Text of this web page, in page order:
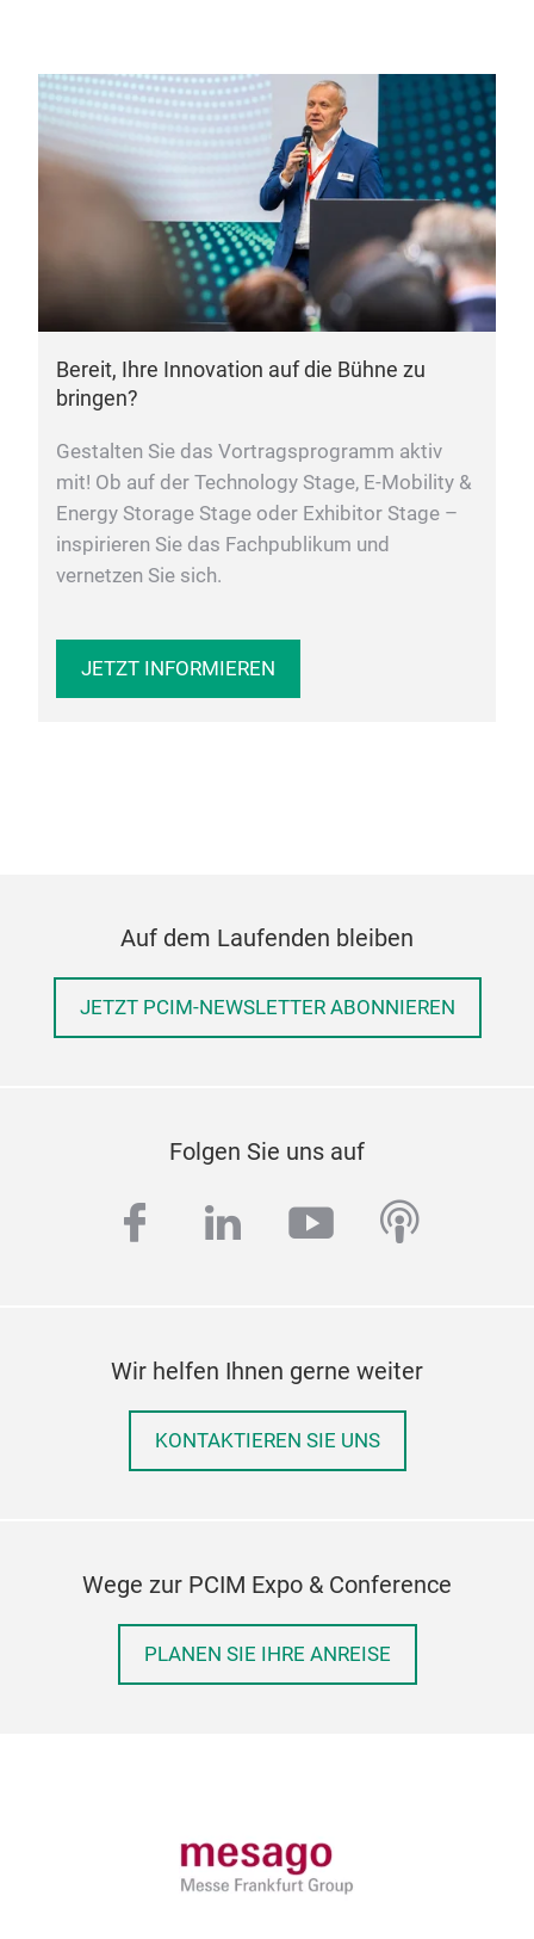
Bereit, Ihre Innovation auf die Bühne zu
bringen?
Gestalten Sie das Vortragsprogramm aktiv
mit! Ob auf der Technology Stage, E-Mobility &
Energy Storage Stage oder Exhibitor Stage –
inspirieren Sie das Fachpublikum und
vernetzen Sie sich.
JETZT INFORMIEREN
Auf dem Laufenden bleiben
JETZT PCIM-NEWSLETTER ABONNIEREN
Folgen Sie uns auf
facebook
linkedinyoutube
Wir helfen Ihnen gerne weiter
KONTAKTIEREN SIE UNS
Wege zur PCIM Expo & Conference
PLANEN SIE IHRE ANREISE